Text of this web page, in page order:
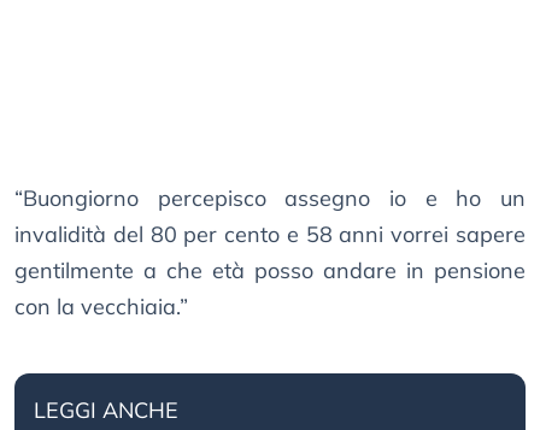
“Buongiorno percepisco assegno io e ho un
invalidità del 80 per cento e 58 anni vorrei sapere
gentilmente a che età posso andare in pensione
con la vecchiaia.”
LEGGI ANCHE